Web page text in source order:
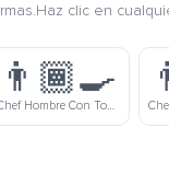
clic en
👨🏾‍🍳
Chef Hombre Con Tono De Piel Medio Moreno